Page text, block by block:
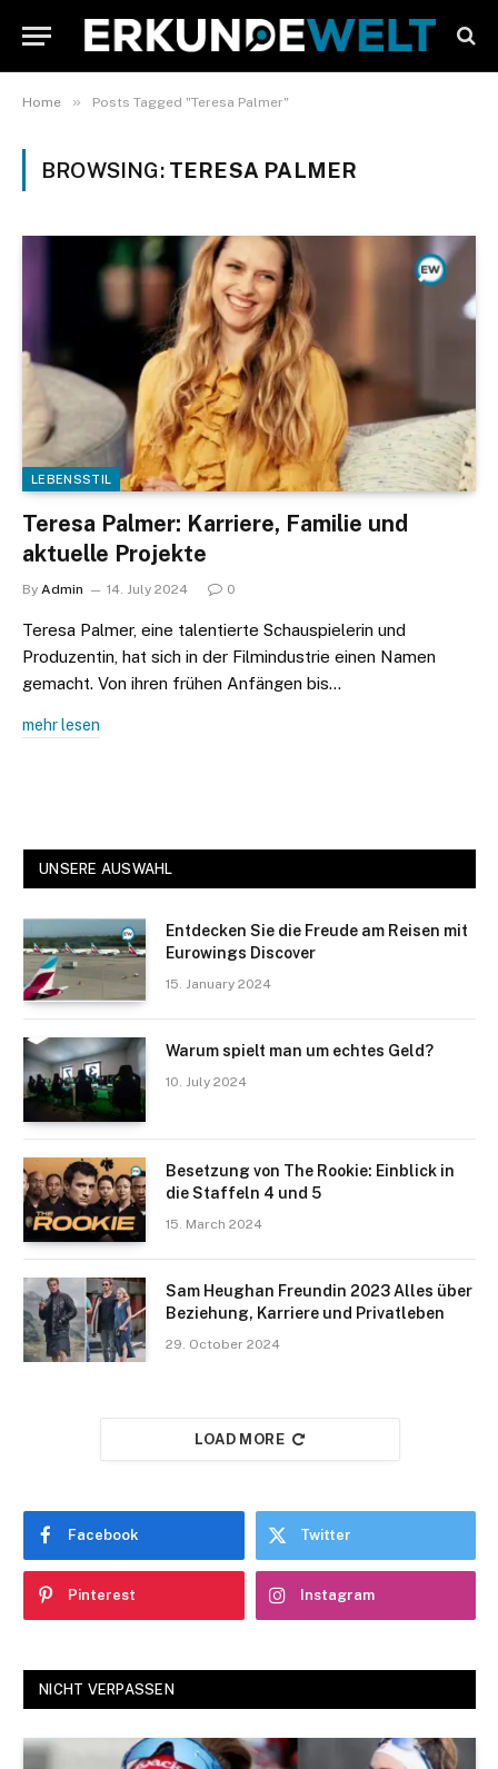
Home » Posts Tagged "Teresa Palmer"
BROWSING: TERESA PALMER
LEBENSSTIL
Teresa Palmer: Karriere, Familie und
aktuelle Projekte
By Admin 14. July 2024 0
Teresa Palmer, eine talentierte Schauspielerin und
Produzentin, hat sich in der Filmindustrie einen Namen
gemacht. Von ihren frühen Anfängen bis…
mehr lesen
UNSERE AUSWAHL
Entdecken Sie die Freude am Reisen mit
Eurowings Discover
15. January 2024
Warum spielt man um echtes Geld?
10. July 2024
Besetzung von The Rookie: Einblick in
die Staffeln 4 und 5
15. March 2024
Sam Heughan Freundin 2023 Alles über
Beziehung, Karriere und Privatleben
29. October 2024
LOAD MORE
Facebook Twitter
Pinterest Instagram
NICHT VERPASSEN